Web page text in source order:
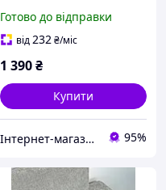
48
Готово до відправки
від232₴/міс
1 390₴
Купити
Інтернет-магазин одягу та взуття KedON 95%